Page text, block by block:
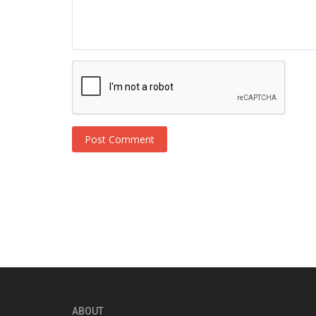
Post Comment
ABOUT